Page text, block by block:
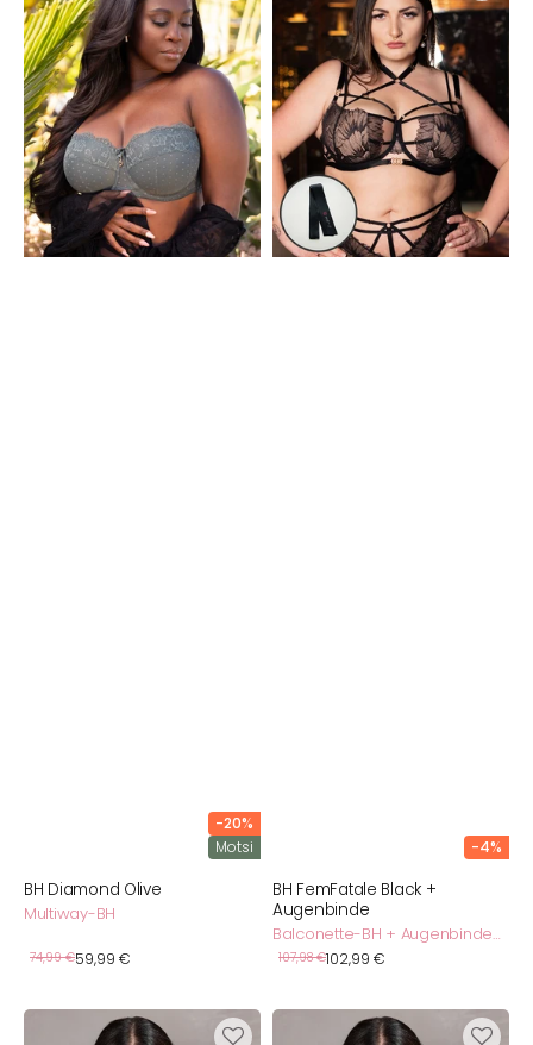
Olive
-20%
Motsi
BH Diamond Olive
Multiway-BH
Normaler
74,99 €
Verkaufspreis
59,99 €
Black
Augenbinde
-4%
BH FemFatale Black +
Augenbinde
Balconette-BH + Augenbinde
Set
Normaler
107,98 €
Verkaufspreis
102,99 €
BH
BH